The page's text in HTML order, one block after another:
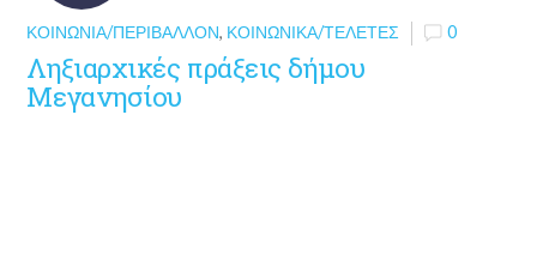
ΚΟΙΝΩΝΊΑ/ΠΕΡΙΒΆΛΛΟΝ, ΚΟΙΝΩΝΙΚΆ/ΤΕΛΕΤΈΣ 0
Ληξιαρχικές πράξεις δήμου
Μεγανησίου